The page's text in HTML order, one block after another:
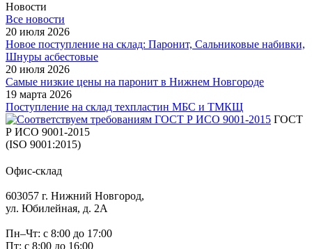
Новости
Все новости
20 июля 2026
Новое поступление на склад: Паронит, Сальниковые набивки,
Шнуры асбестовые
20 июля 2026
Самые низкие цены на паронит в Нижнем Новгороде
19 марта 2026
Поступление на склад техпластин МБС и ТМКЩ
ГОСТ
Р ИСО 9001-2015
(ISO 9001:2015)
Офис-склад
603057 г. Нижний Новгород,
ул. Юбилейная, д. 2А
Пн–Чт: с 8:00 до 17:00
Пт: с 8:00 до 16:00